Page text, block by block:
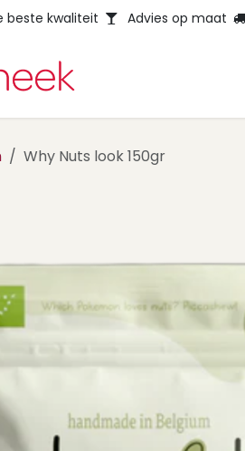
beste kwaliteit Advies op maat
Why Nuts look 150gr